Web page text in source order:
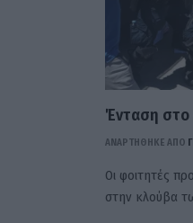
Ένταση στο
ΑΝΑΡΤΗΘΗΚΕ ΑΠΟ
Οι φοιτητές
στην κλούβα